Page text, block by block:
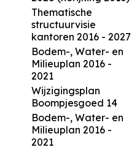
Thematische
structuurvisie
kantoren 2016 - 2027
Bodem-, Water- en
Milieuplan 2016 -
2021
Wijzigingsplan
Boompjesgoed 14
Bodem-, Water- en
Milieuplan 2016 -
2021